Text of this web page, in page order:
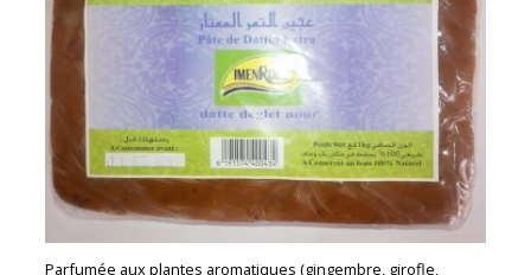
Parfumée aux plantes aromatiques (gingembre, girofle,